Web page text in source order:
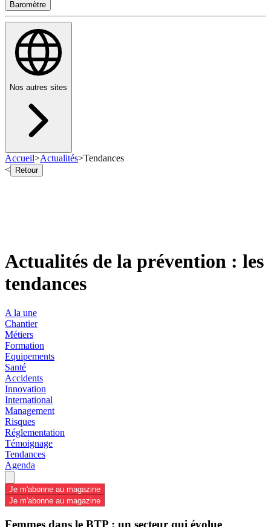
Baromètre
Nos autres sites
Accueil>Actualités>Tendances
<
Retour
Actualités de la prévention : les
tendances
A la une
Chantier
Métiers
Formation
Equipements
Santé
Accidents
Innovation
International
Management
Risques
Réglementation
Témoignage
Tendances
Agenda
Je m'abonne au magazine
Je m'abonne au magazine
Femmes dans le BTP : un secteur qui évolue